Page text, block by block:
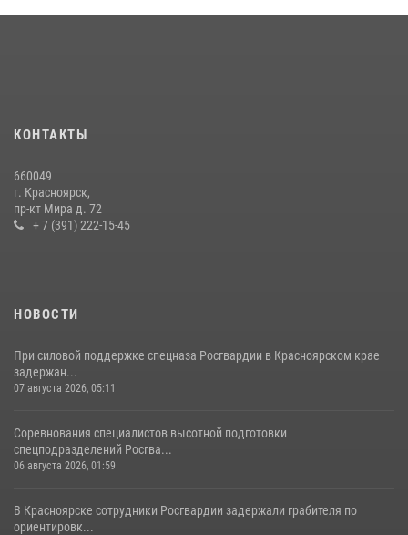
Красноярскому краю.
10 июля 2026, 06:21
КОНТАКТЫ
660049
г. Красноярск,
пр-кт Мира д. 72
+ 7 (391) 222-15-45
НОВОСТИ
При силовой поддержке спецназа Росгвардии в Красноярском крае
задержан...
07 августа 2026, 05:11
Соревнования специалистов высотной подготовки
спецподразделений Росгва...
06 августа 2026, 01:59
В Красноярске сотрудники Росгвардии задержали грабителя по
ориентировк...